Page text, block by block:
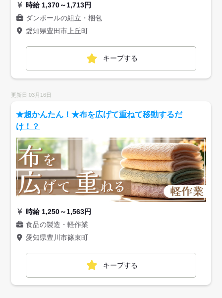
時給 1,370～1,713円
ダンボールの組立・梱包
愛知県豊田市上丘町
キープする
更新日:03月16日
★超かんたん！★布を広げて重ねて移動するだ
け！？
時給 1,250～1,563円
食品の製造・軽作業
愛知県豊川市篠束町
キープする